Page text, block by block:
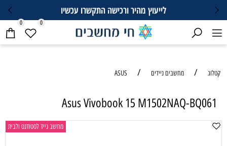
לייעוץ מהיר ורכישה התקשרו עכשיו
0 0
קטלוג / מחשבים ניידים /
ASUS
Asus Vivobook 15 M1502NAQ-BQ061
מחשב נייד לסטודנט ולבית